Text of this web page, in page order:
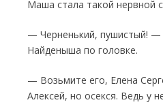
Маша стала такой нервной
— Черненький, пушистый! —
Найденыша по головке.
— Возьмите его, Елена
Алексей, но осекся. Ведь у